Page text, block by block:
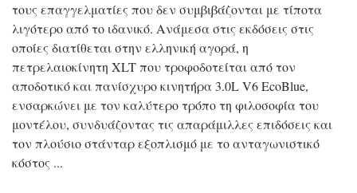
τους επαγγελματίες που δεν συμβιβάζονται με τίποτα
λιγότερο από το ιδανικό. Ανάμεσα στις εκδόσεις στις
οποίες διατίθεται στην ελληνική αγορά, η
πετρελαιοκίνητη XLT που τροφοδοτείται από τον
αποδοτικό και πανίσχυρο κινητήρα 3.0L V6 EcoBlue,
ενσαρκώνει με τον καλύτερο τρόπο τη φιλοσοφία του
μοντέλου, συνδυάζοντας τις απαράμιλλες επιδόσεις και
τον πλούσιο στάνταρ εξοπλισμό με το ανταγωνιστικό
κόστος